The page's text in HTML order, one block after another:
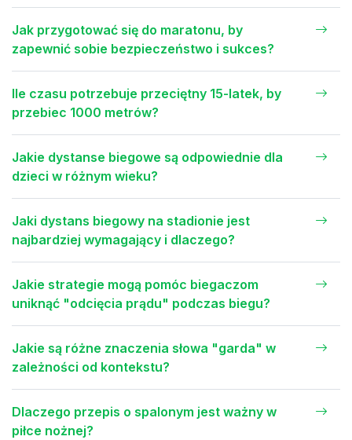
Jak przygotować się do maratonu, by
zapewnić sobie bezpieczeństwo i sukces?
Ile czasu potrzebuje przeciętny 15-latek, by
przebiec 1000 metrów?
Jakie dystanse biegowe są odpowiednie dla
dzieci w różnym wieku?
Jaki dystans biegowy na stadionie jest
najbardziej wymagający i dlaczego?
Jakie strategie mogą pomóc biegaczom
uniknąć "odcięcia prądu" podczas biegu?
Jakie są różne znaczenia słowa "garda" w
zależności od kontekstu?
Dlaczego przepis o spalonym jest ważny w
piłce nożnej?